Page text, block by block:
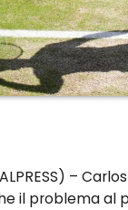
–
il problema al